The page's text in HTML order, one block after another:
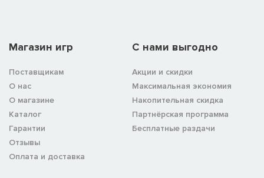
Магазин игр
Поставщикам
О нас
О магазине
Каталог
Гарантии
Отзывы
Оплата и доставка
C нами выгодно
Акции и скидки
Максимальная экономия
Накопительная скидка
Партнёрская программа
Бесплатные раздачи